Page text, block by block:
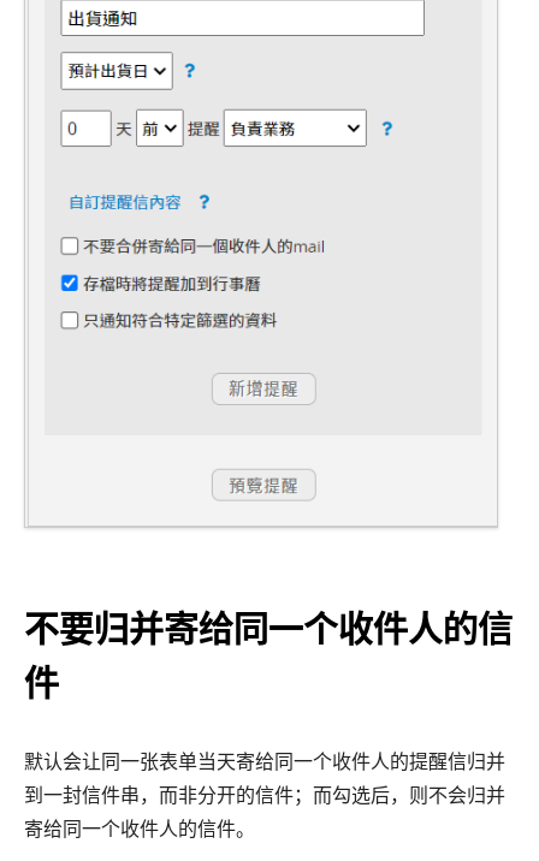
不要归并寄给同一个收件人的信
件
默认会让同一张表单当天寄给同一个收件人的提醒信归并
到一封信件串，而非分开的信件；而勾选后，则不会归并
寄给同一个收件人的信件。